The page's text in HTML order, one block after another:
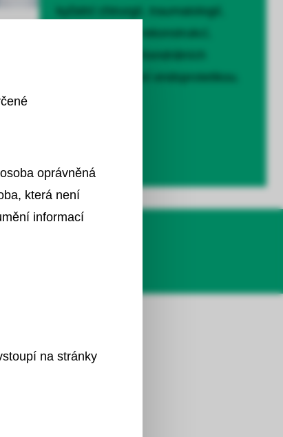
kyčelní chirurgií, traumatologií,
defektů a kloubní endoprotetikou.
oprávněná
která není
informací
na stránky